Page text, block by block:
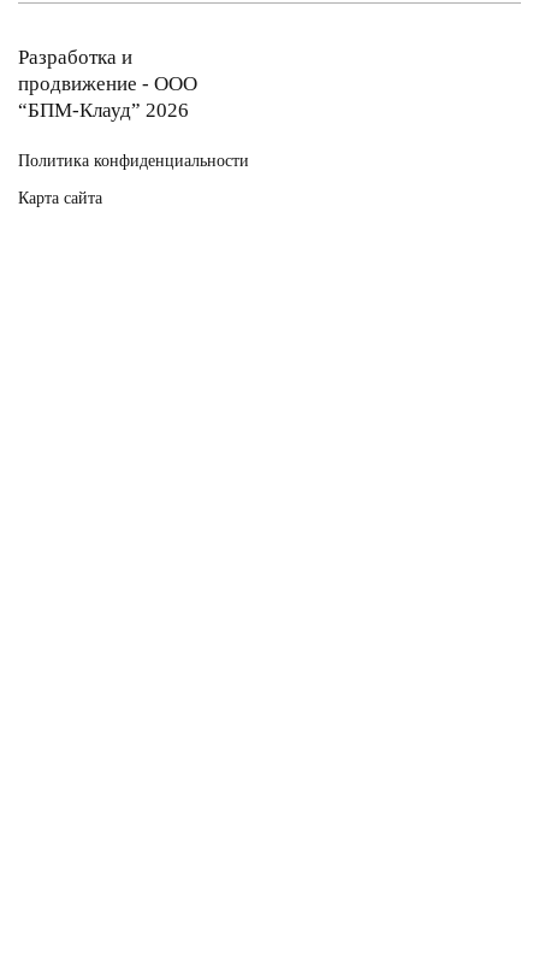
Разработка и
продвижение - ООО
“БПМ-Клауд” 2026
Карта сайта
Политика конфиденциальности